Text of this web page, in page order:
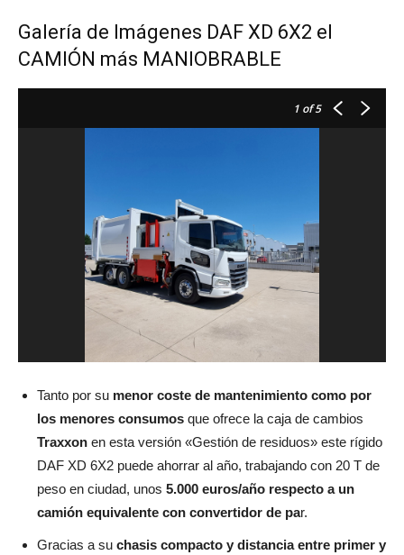
Galería de Imágenes DAF XD 6X2 el
CAMIÓN más MANIOBRABLE
1 of 5
Tanto por su menor coste de mantenimiento como por
los menores consumos que ofrece la caja de cambios
Traxxon en esta versión «Gestión de residuos» este rígido
DAF XD 6X2 puede ahorrar al año, trabajando con 20 T de
peso en ciudad, unos 5.000 euros/año respecto a un
camión equivalente con convertidor de par.
Gracias a su chasis compacto y distancia entre primer y